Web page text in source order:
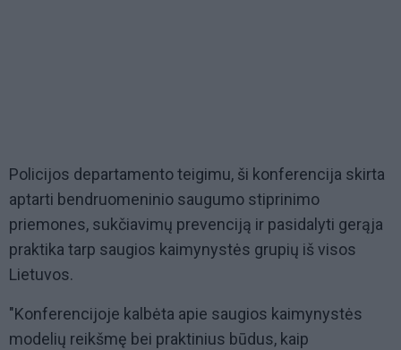
Policijos departamento teigimu, ši konferencija skirta
aptarti bendruomeninio saugumo stiprinimo
priemones, sukčiavimų prevenciją ir pasidalyti gerąja
praktika tarp saugios kaimynystės grupių iš visos
Lietuvos.
"Konferencijoje kalbėta apie saugios kaimynystės
modelių reikšmę bei praktinius būdus, kaip